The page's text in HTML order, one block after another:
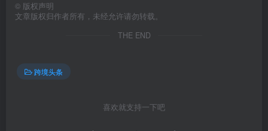
© 版权声明
文章版权归作者所有，未经允许请勿转载。
THE END
跨境头条
喜欢就支持一下吧